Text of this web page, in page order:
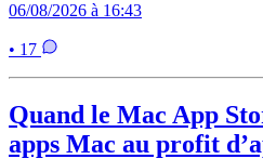
06/08/2026 à 16:43
• 17
Quand le Mac App
apps Mac au profit